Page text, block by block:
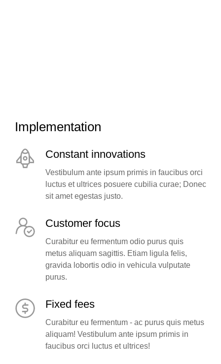
Implementation
Constant innovations
Vestibulum ante ipsum primis in faucibus orci
luctus et ultrices posuere cubilia curae; Donec
sit amet egestas justo.
Customer focus
Curabitur eu fermentum odio purus quis
metus aliquam sagittis. Etiam ligula felis,
gravida lobortis odio in vehicula vulputate
purus.
Fixed fees
Curabitur eu fermentum - ac purus quis metus
aliquam! Vestibulum ante ipsum primis in
faucibus orci luctus et ultrices!